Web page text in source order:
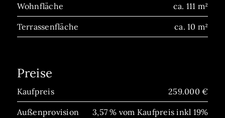
Wohnfläche ca. 111 m²
Terrassenfläche ca. 10 m²
Preise
Kaufpreis 259.000 €
Außenprovision
3,57 % vom Kaufpreis inkl 19%